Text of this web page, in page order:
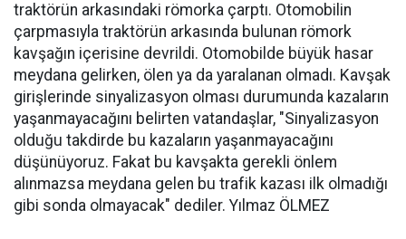
traktörün arkasındaki römorka çarptı. Otomobilin
çarpmasıyla traktörün arkasında bulunan römork
kavşağın içerisine devrildi. Otomobilde büyük hasar
meydana gelirken, ölen ya da yaralanan olmadı. Kavşak
girişlerinde sinyalizasyon olması durumunda kazaların
yaşanmayacağını belirten vatandaşlar, "Sinyalizasyon
olduğu takdirde bu kazaların yaşanmayacağını
düşünüyoruz. Fakat bu kavşakta gerekli önlem
alınmazsa meydana gelen bu trafik kazası ilk olmadığı
gibi sonda olmayacak" dediler. Yılmaz ÖLMEZ